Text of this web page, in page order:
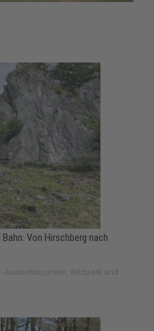
Von Hirschberg nach
Aussichtspunkte, Wildpark und